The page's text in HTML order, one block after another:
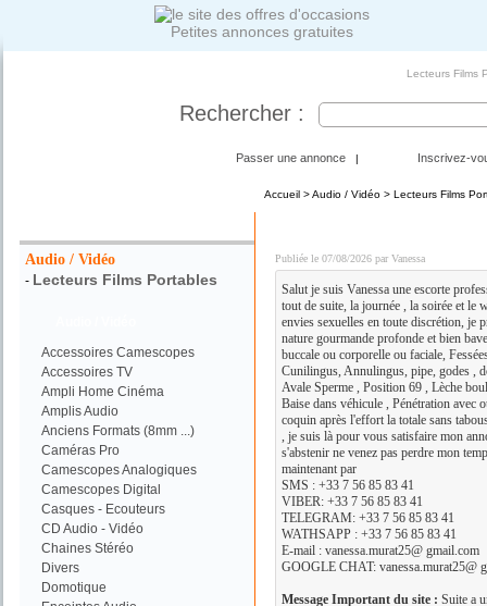
Petites annonces gratuites
Lecteurs Films
Rechercher :
Passer une annonce | Inscrivez-
Audio / Vidéo
- Lecteurs Films Portables
Accessoires Camescopes
Accessoires TV
Ampli Home Cinéma
Amplis Audio
Anciens Formats (8mm ...)
Caméras Pro
Camescopes Analogiques
Camescopes Digital
Casques - Ecouteurs
CD Audio - Vidéo
Chaines Stéréo
Divers
Domotique
Accueil>Audio / Vidéo> Lecteurs Films
Publiée le 07/08/2026 par Vanessa
Salut je suis Vanessa une escorte
tout de suite, la journée , la soirée et le
envies sexuelles en toute discrétion, je
nature gourmande profonde et bien
buccale ou corporelle ou faciale,
Cunilingus, Annulingus, pipe, godes ,
Avale Sperme , Position 69 , Lèche
Baise dans véhicule , Pénétration avec
coquin après l'effort la totale sans
, je suis là pour vous satisfaire mon
s'abstenir ne venez pas perdre mon
maintenant par
SMS : +33 7 56 85 83 41
VIBER: +33 7 56 85 83 41
TELEGRAM: +33 7 56 85 83 41
WATHSAPP : +33 7 56 85 83 41
E-mail : vanessa.murat25@ gmail.com
GOOGLE CHAT: vanessa.murat25@
Message Important du site : Suite a